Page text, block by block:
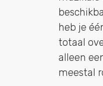
heb je
totaal
alleen
meestal